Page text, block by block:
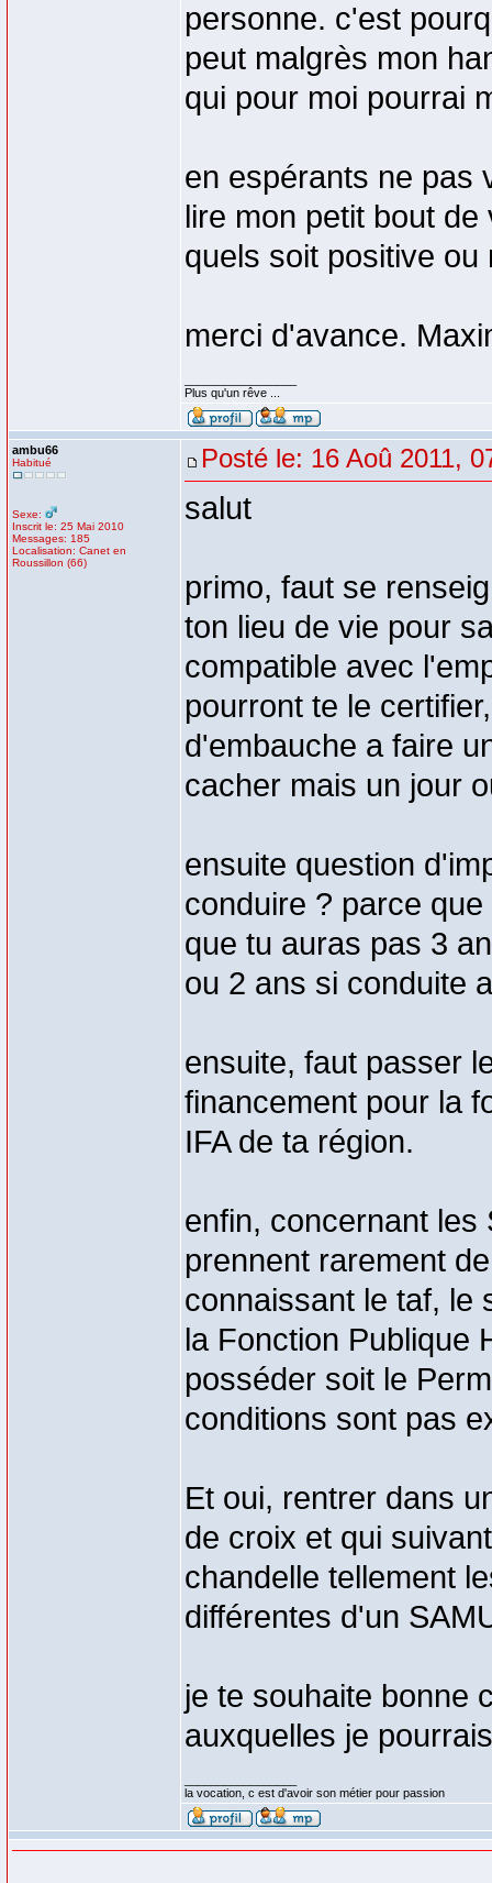
personne. c'est
peut malgrès mon
qui pour moi pourrai
en espérants ne pas
lire mon petit bout
quels soit positive ou
merci d'avance.
Plus qu'un rêve ...
ambu66
Habitué
Sexe:
Inscrit le: 25 Mai 2010
Messages: 185
Localisation: Canet en
Roussillon (66)
Posté le: 16 Aoû 2011,
salut
primo, faut se
ton lieu de vie pour
compatible avec
pourront te le
d'embauche a faire
cacher mais un jour
ensuite question
conduire ? parce
que tu auras pas 3
ou 2 ans si conduite
ensuite, faut passer
financement pour la
IFA de ta région.
enfin, concernant les
prennent rarement
connaissant le taf, le
la Fonction Publique
posséder soit le
conditions sont pas
Et oui, rentrer dans
de croix et qui
chandelle tellement
différentes d'un
je te souhaite bonne
auxquelles je
la vocation, c est d'avoir son métier pour passion